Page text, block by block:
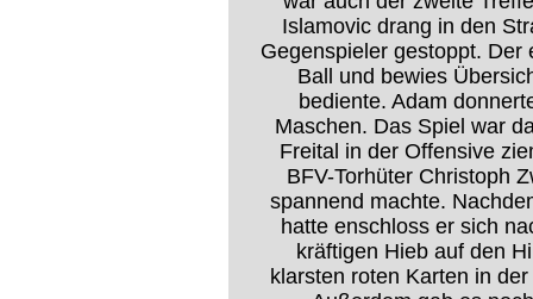
Islamovic drang in den
Gegenspieler gestoppt.
Ball und bewies
bediente. Adam
Maschen. Das Spiel war
Freital in der Offensive
BFV-Torhüter Christoph
spannend machte.
hatte enschloss er sich
kräftigen Hieb auf den
klarsten roten Karten in